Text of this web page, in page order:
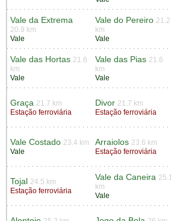
Vale da Extrema
20.9 km
Vale
Vale do Pereiro 21.2
km
Vale
Vale das Hortas 21.6
km
Vale
Vale das Pias 21.6
km
Vale
Graça 21.7 km
Estação ferroviária
Divor 21.7 km
Estação ferroviária
Vale Costado 23.4 km
Vale
Arraiolos 23.6 km
Estação ferroviária
Tojal 24.5 km
Estação ferroviária
Vale da Caneira 25.1
km
Vale